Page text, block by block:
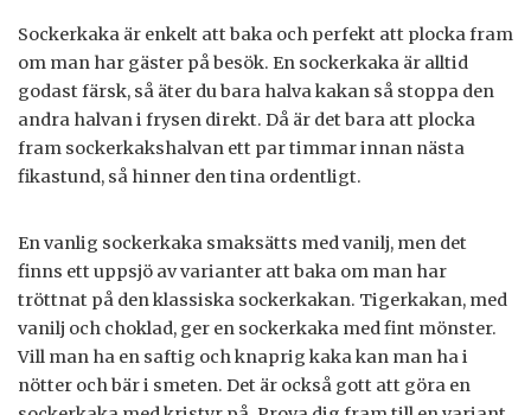
Sockerkaka är enkelt att baka och perfekt att plocka fram
om man har gäster på besök. En sockerkaka är alltid
godast färsk, så äter du bara halva kakan så stoppa den
andra halvan i frysen direkt. Då är det bara att plocka
fram sockerkakshalvan ett par timmar innan nästa
fikastund, så hinner den tina ordentligt.
En vanlig sockerkaka smaksätts med vanilj, men det
finns ett uppsjö av varianter att baka om man har
tröttnat på den klassiska sockerkakan. Tigerkakan, med
vanilj och choklad, ger en sockerkaka med fint mönster.
Vill man ha en saftig och knaprig kaka kan man ha i
nötter och bär i smeten. Det är också gott att göra en